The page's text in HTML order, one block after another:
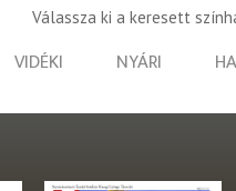
Válassza ki a keresett
VIDÉKI NYÁRI